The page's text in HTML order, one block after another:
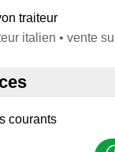
traiteur
italien • vente
courants